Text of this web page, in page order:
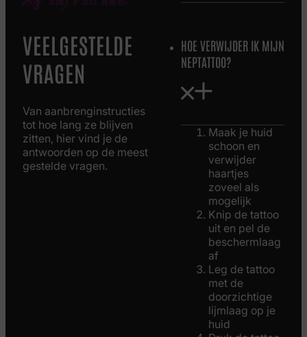
VEELGESTELDE
VRAGEN
Van aanbrenginstructies
tot hoe lang ze blijven
zitten, hier vind je de
antwoorden op de meest
gestelde vragen.
HOE VERWIJDER IK MIJN
NEPTATTOO?
Maak je huid
schoon en
verwijder
haartjes
zoveel als
mogelijk
Knip de tattoo
uit en pel de
beschermlaag
af
Leg de tattoo
met de
doorzichtige
lijmlaag op je
huid